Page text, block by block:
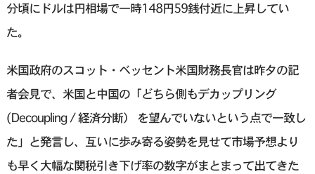
分頃にドルは円相場で一時148円59銭付近に上昇してい
た。
米国政府のスコット・ベッセント米国財務長官は昨夕の記
者会見で、米国と中国の「どちら側もデカップリング
(Decoupling / 経済分断） を望んでいないという点で一致し
た」と発言し、互いに歩み寄る姿勢を見せて市場予想より
も早く大幅な関税引き下げ率の数字がまとまって出てきた